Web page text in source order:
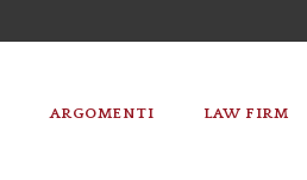
ARGOMENTI LAW FIRM